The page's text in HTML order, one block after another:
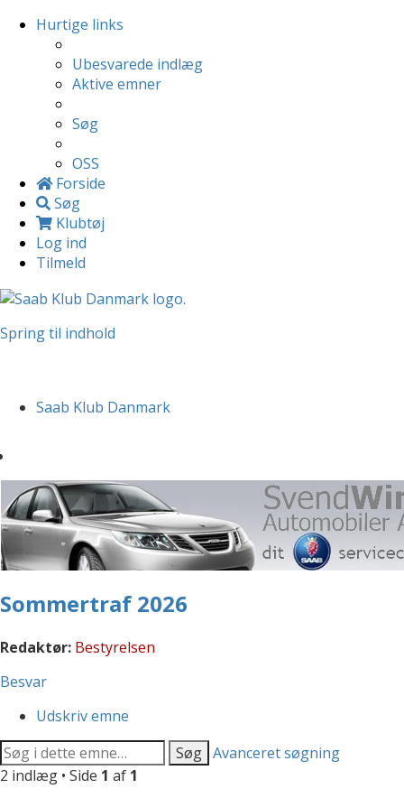
Hurtige links
Ubesvarede indlæg
Aktive emner
Søg
OSS
Forside
Søg
Klubtøj
Log ind
Tilmeld
Spring til indhold
Saab Klub Danmark
Sommertraf 2026
Redaktør: Bestyrelsen
Besvar
Udskriv emne
Søg Avanceret søgning
2 indlæg • Side 1 af 1